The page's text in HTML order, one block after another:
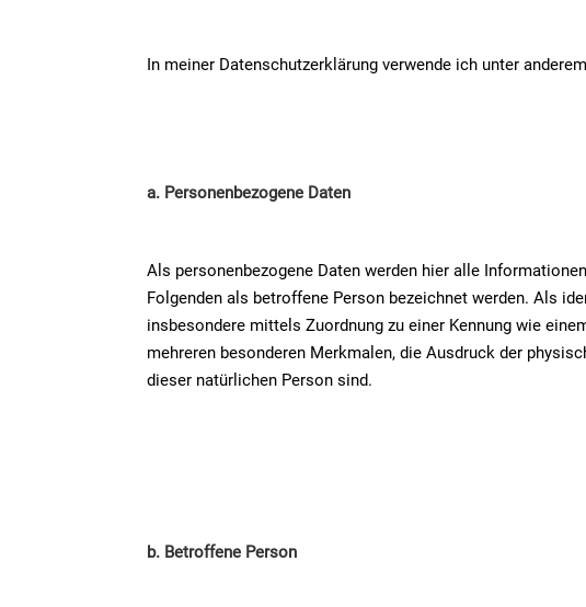
In meiner Datenschutzerklärung verwende ich unter
a. Personenbezogene Daten
Als personenbezogene Daten werden hier alle
Folgenden als betroffene Person bezeichnet werden. Als
insbesondere mittels Zuordnung zu einer Kennung wie
mehreren besonderen Merkmalen, die Ausdruck der
dieser natürlichen Person sind.
b. Betroffene Person